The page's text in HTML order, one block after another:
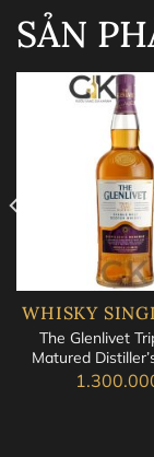
SẢN
WHISKY
The Glenlivet
Matured